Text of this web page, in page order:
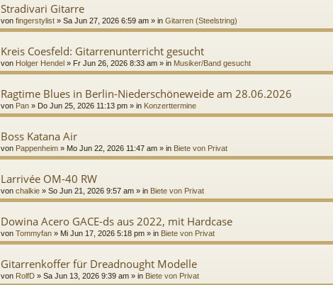
Stradivari Gitarre
von fingerstylist » Sa Jun 27, 2026 6:59 am » in Gitarren (Steelstring)
Kreis Coesfeld: Gitarrenunterricht gesucht
von Holger Hendel » Fr Jun 26, 2026 8:33 am » in Musiker/Band gesucht
Ragtime Blues in Berlin-Niederschöneweide am 28.06.2026
von Pan » Do Jun 25, 2026 11:13 pm » in Konzerttermine
Boss Katana Air
von Pappenheim » Mo Jun 22, 2026 11:47 am » in Biete von Privat
Larrivée OM-40 RW
von chalkie » So Jun 21, 2026 9:57 am » in Biete von Privat
Dowina Acero GACE-ds aus 2022, mit Hardcase
von Tommyfan » Mi Jun 17, 2026 5:18 pm » in Biete von Privat
Gitarrenkoffer für Dreadnought Modelle
von RolfD » Sa Jun 13, 2026 9:39 am » in Biete von Privat